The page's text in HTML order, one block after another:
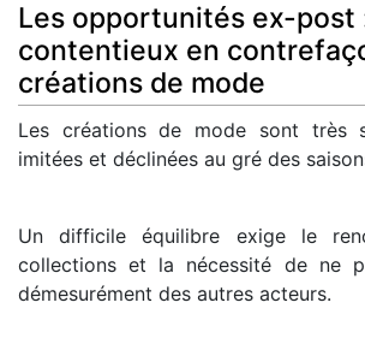
Les opportunités ex-post
contentieux en
créations de mode
Les créations de mode sont très
imitées et déclinées au gré des
Un difficile équilibre exige le
collections et la nécessité de ne
démesurément des autres acteurs.